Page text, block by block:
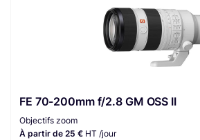
FE 70-200mm f/2.8 GM OSS II
Objectifs zoom
À partir de 25 € HT /jour